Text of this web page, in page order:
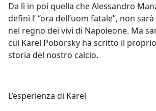
Da lì in poi quella che Alessandro
definì l’ “ora dell’uom fatale”, non
nel regno dei vivi di Napoleone. Ma
cui Karel Poborsky ha scritto il
storia del nostro calcio.
L’esperienza di Karel